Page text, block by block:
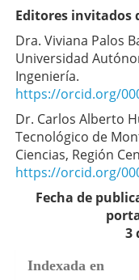
Editores invitados
Dra. Viviana Palos
Universidad
Ingeniería.
https://orcid.org/
Dr. Carlos Alberto
Tecnológico de
Ciencias, Región
https://orcid.org/
Fecha de
3
Indexada en